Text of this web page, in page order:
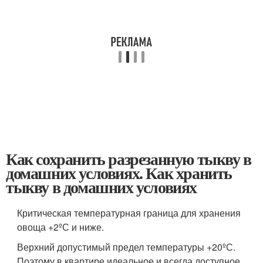
Как сохранить разрезанную тыкву в
домашних условиях. Как хранить
тыкву в домашних условиях
Критическая температурная граница для хранения
овоща +2ºС и ниже.
Верхний допустимый предел температуры +20ºС.